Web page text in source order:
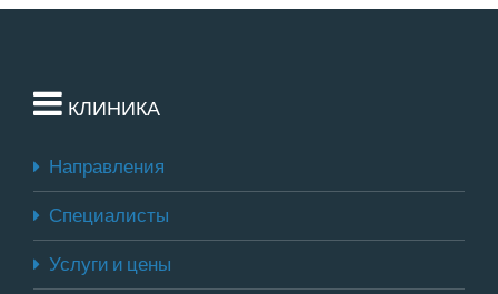
КЛИНИКА
Направления
Специалисты
Услуги и цены